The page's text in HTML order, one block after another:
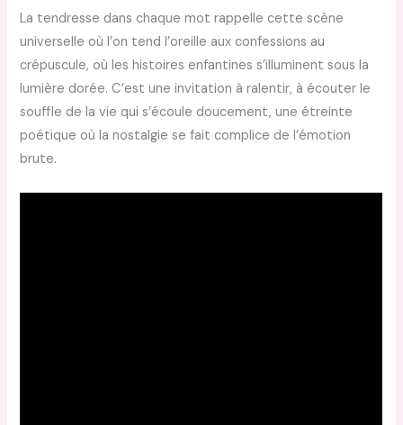
La tendresse dans chaque mot rappelle cette scène
universelle où l’on tend l’oreille aux confessions au
crépuscule, où les histoires enfantines s’illuminent sous la
lumière dorée. C’est une invitation à ralentir, à écouter le
souffle de la vie qui s’écoule doucement, une étreinte
poétique où la nostalgie se fait complice de l’émotion
brute.